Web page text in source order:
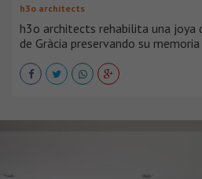
h3o architects
h3o architects rehabilita una joya
de Gràcia preservando su